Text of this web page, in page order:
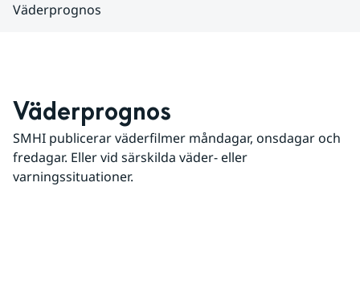
Väderprognos
Väderprognos
SMHI publicerar väderfilmer måndagar, onsdagar och
fredagar. Eller vid särskilda väder- eller
varningssituationer.